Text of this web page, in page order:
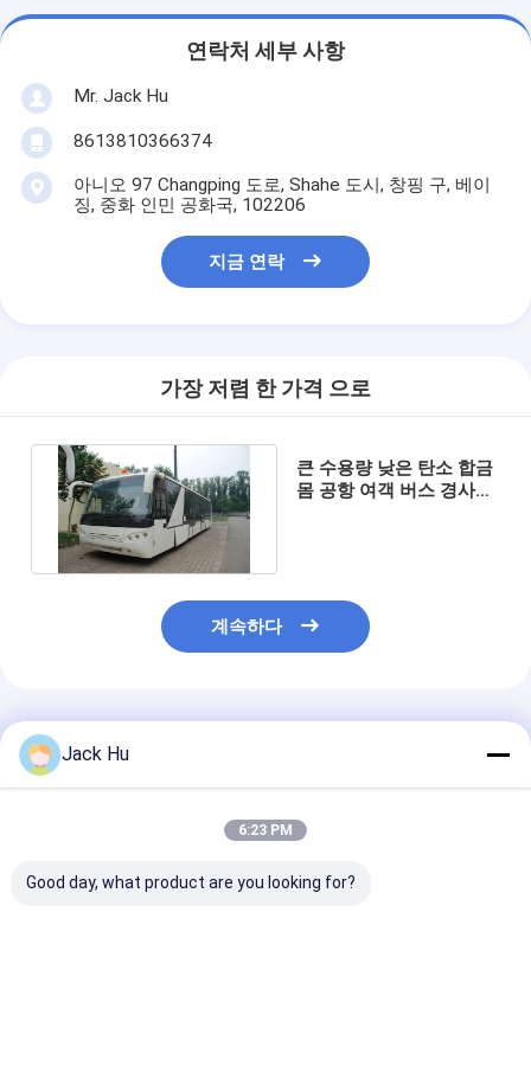
연락처 세부 사항
Mr. Jack Hu
8613810366374
아니오 97 Changping 도로, Shahe 도시, 창핑 구, 베이
징, 중화 인민 공화국, 102206
지금 연락
가장 저렴 한 가격 으로
큰 수용량 낮은 탄소 합금
몸 공항 여객 버스 경사로
계속하다
추천된 제품
Jack Hu
6:23 PM
Good day, what product are you looking for?